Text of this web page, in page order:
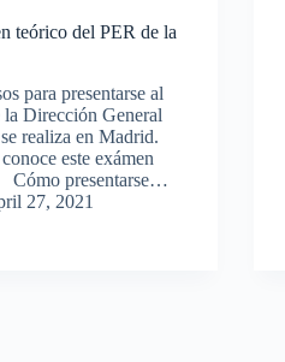
teórico del PER de la
para presentarse al
Dirección General
realiza en Madrid.
este exámen
Cómo presentarse…
27, 2021